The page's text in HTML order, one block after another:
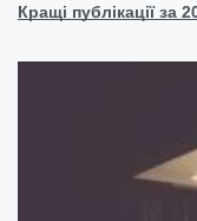
Кращі публікації за